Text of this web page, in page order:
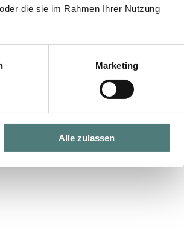
die sie im Rahmen Ihrer Nutzung
Marketing
Alle zulassen